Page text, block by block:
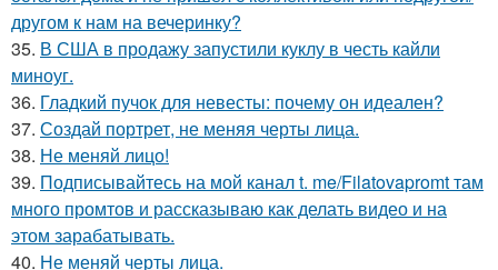
другом к нам на вечеринку?
35. В США в продажу запустили куклу в честь кайли
миноуг.
36. Гладкий пучок для невесты: почему он идеален?
37. Создай портрет, не меняя черты лица.
38. Не меняй лицо!
39. Подписывайтесь на мой канал t. me/Filatovapromt там
много промтов и рассказываю как делать видео и на
этом зарабатывать.
40. Не меняй черты лица.